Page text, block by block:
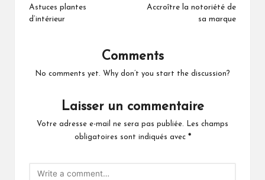
navigation
Astuces plantes
d’intérieur
Accroître la notoriété de
sa marque
Comments
No comments yet. Why don’t you start the discussion?
Laisser un commentaire
Votre adresse e-mail ne sera pas publiée.
Les champs
obligatoires sont indiqués avec *